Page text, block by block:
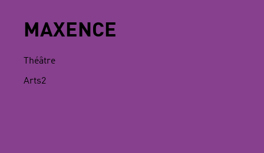
MAXENCE
Théâtre
Arts2